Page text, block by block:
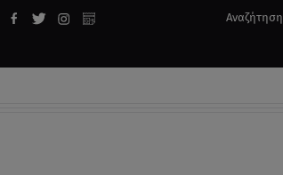
Αναζήτηση